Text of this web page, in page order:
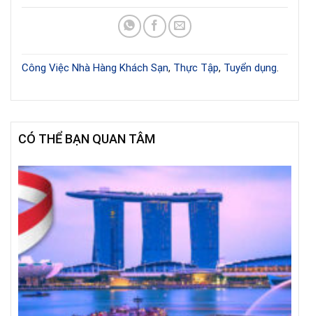
Công Việc Nhà Hàng Khách Sạn, Thực Tập, Tuyển dụng.
CÓ THỂ BẠN QUAN TÂM